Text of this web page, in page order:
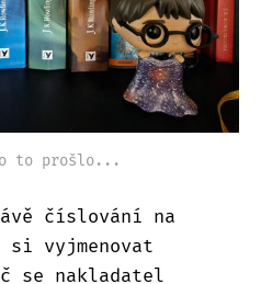
to prošlo...
číslování na
si vyjmenovat
se nakladatel